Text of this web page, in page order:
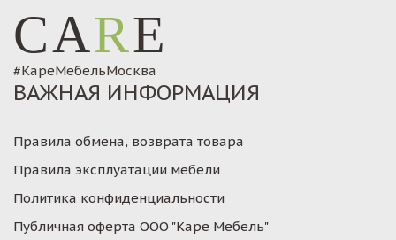
CARE
#КареМебельМосква
ВАЖНАЯ ИНФОРМАЦИЯ
Правила обмена, возврата товара
Правила эксплуатации мебели
Политика конфиденциальности
Публичная оферта ООО "Каре Мебель"